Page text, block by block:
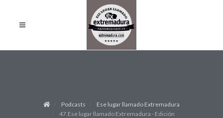
Podcasts
Ese lugar llamado Extremadura
47.Ese lugar llamado Extremadura - Edición